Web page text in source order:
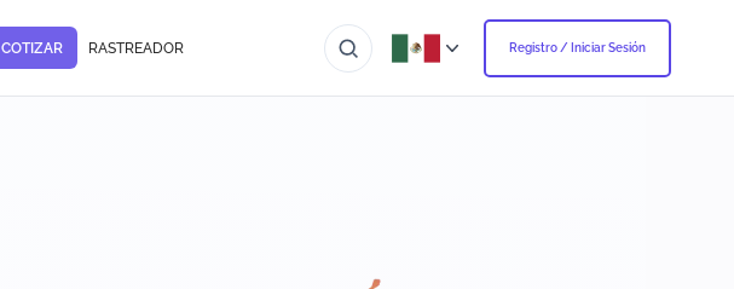
COTIZAR RASTREADOR Registro / Iniciar Sesión